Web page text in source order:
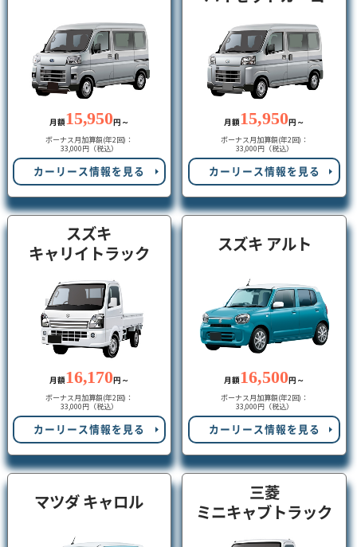
月額 15,950円～
ボーナス月加算額(年2回)：
33,000円（税込）
カーリース情報を見る
月額 15,950円～
ボーナス月加算額(年2回)：
33,000円（税込）
カーリース情報を見る
スズキ
キャリイトラック
月額 16,170 円～
ボーナス月加算額(年2回)：
33,000円（税込）
カーリース情報を見る
スズキ アルト
月額 16,500 円～
ボーナス月加算額(年2回)：
33,000円（税込）
カーリース情報を見る
マツダ キャロル
三菱
ミニキャブトラック